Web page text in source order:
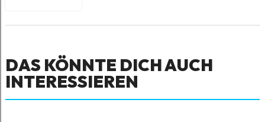
DAS KÖNNTE DICH AUCH
INTERESSIEREN